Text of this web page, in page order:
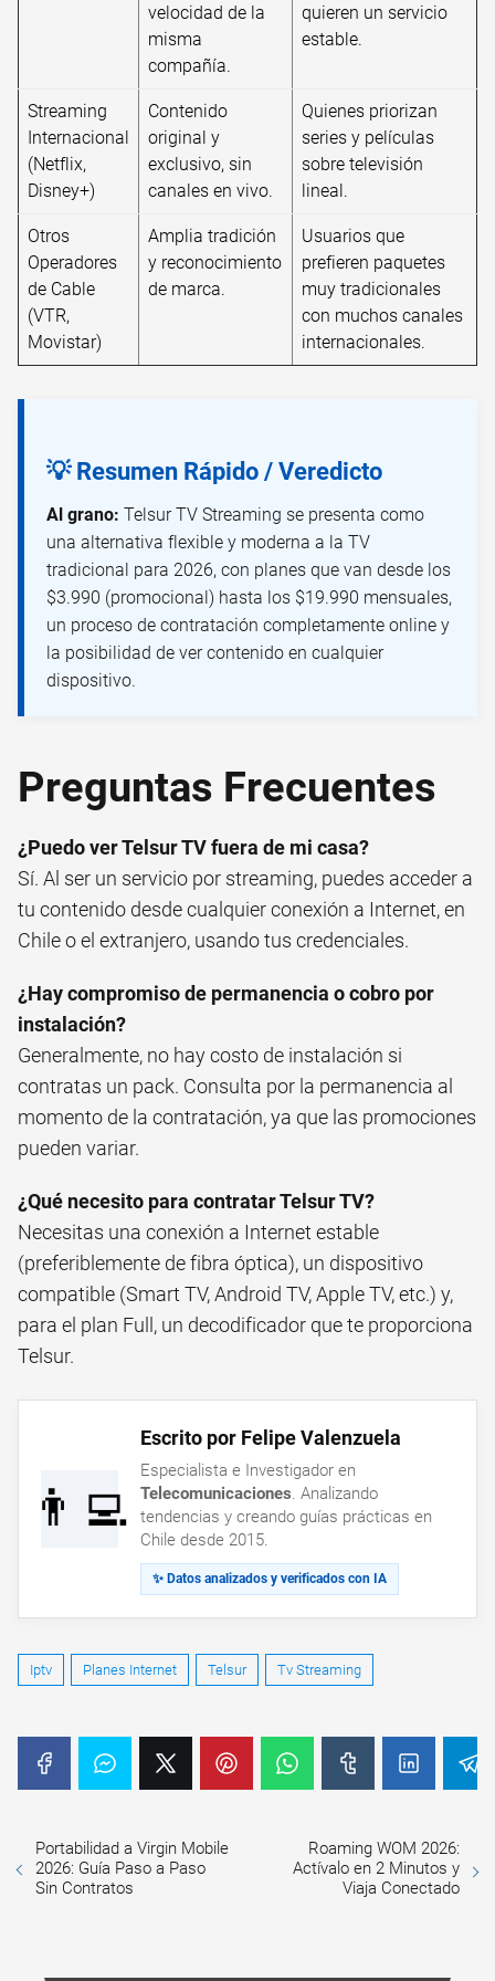
velocidad de la
misma
compañía.
quieren un servicio
estable.
Streaming
Internacional
(Netflix,
Disney+)
Contenido
original y
exclusivo, sin
canales en vivo.
Quienes priorizan
series y películas
sobre televisión
lineal.
Otros
Operadores
de Cable
(VTR,
Movistar)
Amplia tradición
y reconocimiento
de marca.
Usuarios que
prefieren paquetes
muy tradicionales
con muchos canales
internacionales.
💡 Resumen Rápido / Veredicto
Al grano: Telsur TV Streaming se presenta como
una alternativa flexible y moderna a la TV
tradicional para 2026, con planes que van desde los
$3.990 (promocional) hasta los $19.990 mensuales,
un proceso de contratación completamente online y
la posibilidad de ver contenido en cualquier
dispositivo.
Preguntas Frecuentes
¿Puedo ver Telsur TV fuera de mi casa?
Sí. Al ser un servicio por streaming, puedes acceder a
tu contenido desde cualquier conexión a Internet, en
Chile o el extranjero, usando tus credenciales.
¿Hay compromiso de permanencia o cobro por
instalación?
Generalmente, no hay costo de instalación si
contratas un pack. Consulta por la permanencia al
momento de la contratación, ya que las promociones
pueden variar.
¿Qué necesito para contratar Telsur TV?
Necesitas una conexión a Internet estable
(preferiblemente de fibra óptica), un dispositivo
compatible (Smart TV, Android TV, Apple TV, etc.) y,
para el plan Full, un decodificador que te proporciona
Telsur.
👨‍💻
Escrito por Felipe Valenzuela
Especialista e Investigador en
Telecomunicaciones. Analizando
tendencias y creando guías prácticas en
Chile desde 2015.
✨ Datos analizados y verificados con IA
Iptv Planes Internet Telsur Tv Streaming
Portabilidad a Virgin Mobile
2026: Guía Paso a Paso
Sin Contratos
Roaming WOM 2026:
Actívalo en 2 Minutos y
Viaja Conectado